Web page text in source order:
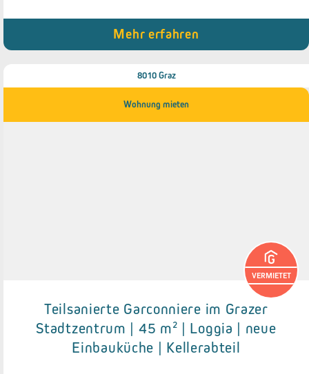
● Kellerabteil
Mehr erfahren
8010 Graz
Wohnung mieten
Details zum Objekt
● Neue Einbauküche
VERMIETET
Teilsanierte Garconniere im Grazer
Stadtzentrum | 45 m² | Loggia | neue
Einbauküche | Kellerabteil